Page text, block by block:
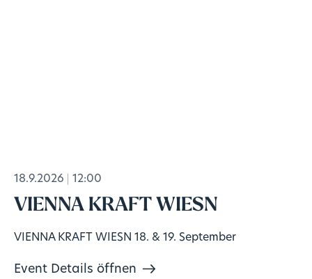
18.9.2026 12:00
VIENNA KRAFT WIESN
VIENNA KRAFT WIESN 18. & 19. September
Event Details öffnen